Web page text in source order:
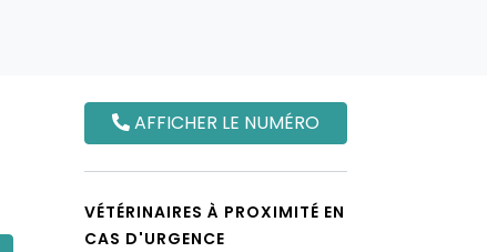
AFFICHER LE NUMÉRO
VÉTÉRINAIRES À PROXIMITÉ EN
CAS D'URGENCE